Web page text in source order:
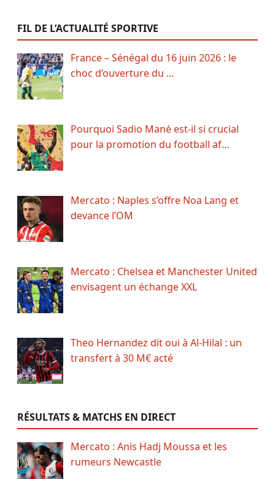
FIL DE L’ACTUALITÉ SPORTIVE
France – Sénégal du 16 juin 2026 : le
choc d’ouverture du …
Pourquoi Sadio Mané est-il si crucial
pour la promotion du football af…
Mercato : Naples s’offre Noa Lang et
devance l’OM
Mercato : Chelsea et Manchester United
envisagent un échange XXL
Theo Hernandez dit oui à Al-Hilal : un
transfert à 30 M€ acté
RÉSULTATS & MATCHS EN DIRECT
Mercato : Anis Hadj Moussa et les
rumeurs Newcastle